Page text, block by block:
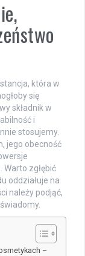
która w
się
składnik w
i
stosujemy.
jego obecność
zgłębić
oddziałuje na
należy podjąć,
–